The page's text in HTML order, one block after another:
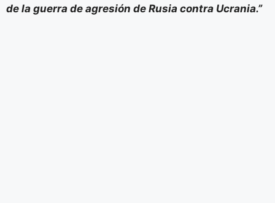
de la guerra de agresión de Rusia contra Ucrania.”